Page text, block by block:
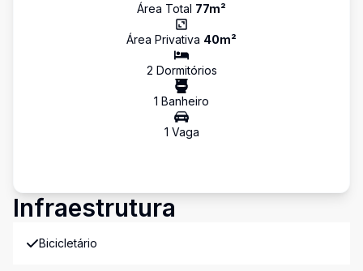
Área Total 77m²
Área Privativa 40m²
2 Dormitórios
1 Banheiro
1 Vaga
Infraestrutura
Bicicletário